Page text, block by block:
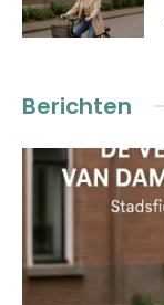
Berichten